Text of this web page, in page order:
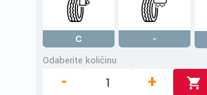
C -
Odaberite količinu
- +